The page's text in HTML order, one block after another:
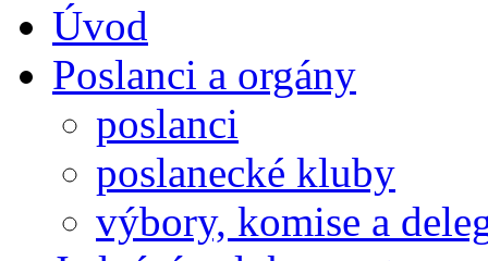
Úvod
Poslanci a orgány
poslanci
poslanecké kluby
výbory, komise a